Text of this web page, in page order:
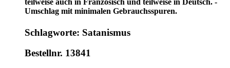
teilweise auch in Französisch und teilweise in Deutsch. -
Umschlag mit minimalen Gebrauchsspuren.
Schlagworte: Satanismus
Bestellnr. 13841